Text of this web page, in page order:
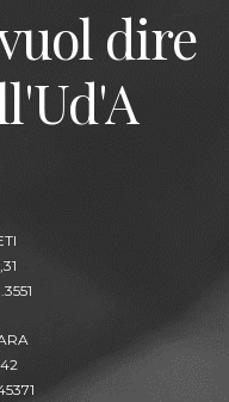
dire